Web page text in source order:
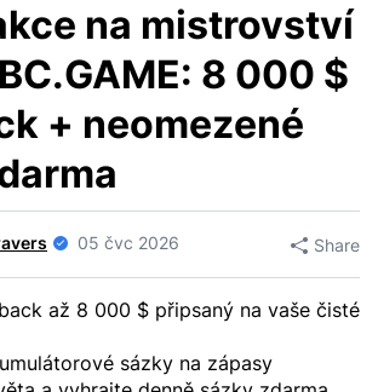
na mistrovství
8 000 $
+ neomezené
05 čvc 2026 Share
až 8 000 $ připsaný na vaše čisté
sázky na zápasy